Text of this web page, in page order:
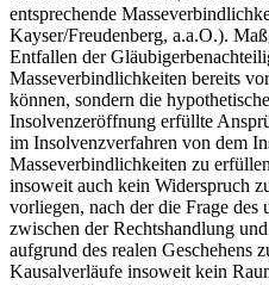
entsprechende
Kayser/Freudenberg, a.a.O.).
Entfallen der
Masseverbindlichkeiten bereits
können, sondern die
Insolvenzeröffnung erfüllte
im Insolvenzverfahren von dem
Masseverbindlichkeiten zu
insoweit auch kein Widerspruch
vorliegen, nach der die Frage des
zwischen der Rechtshandlung
aufgrund des realen Geschehens
Kausalverläufe insoweit kein